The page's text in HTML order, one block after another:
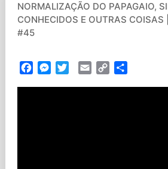
NORMALIZAÇÃO DO PAPAGAIO,
CONHECIDOS E OUTRAS COISAS
#45
FacebookMessenger
TwitterEmail Copy